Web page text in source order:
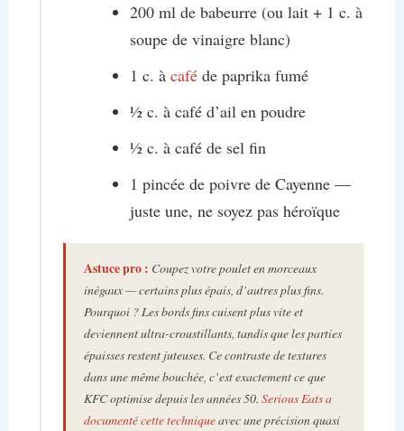
200 ml de babeurre (ou lait + 1 c. à
soupe de vinaigre blanc)
1 c. à caféde paprika fumé
½ c. à café d’ail en poudre
½ c. à café de sel fin
1 pincée de poivre de Cayenne —
juste une, ne soyez pas héroïque
Astucepro : Coupez votre poulet en morceaux
inégaux— certains plus épais, d’autres plus fins.
Pourquoi ? Les bords fins cuisent plus vite et
deviennent ultra-croustillants, tandis que les parties
épaisses restent juteuses. Ce contraste de textures
dans une même bouchée, c’est exactement ce que
KFC optimise depuis les années 50. Serious Eats a
documenté cette techniqueavec une précision quasi